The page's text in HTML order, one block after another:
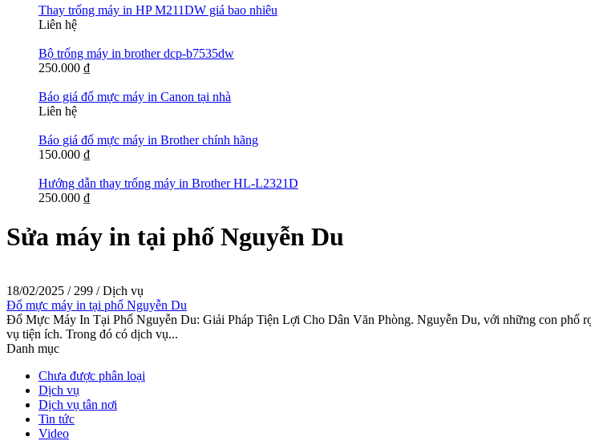
Thay trống máy in HP M211DW giá bao nhiêu
Liên hệ
Bộ trống máy in brother dcp-b7535dw
250.000 ₫
Báo giá đổ mực máy in Canon tại nhà
Liên hệ
Báo giá đổ mực máy in Brother chính hãng
150.000 ₫
Hướng dẫn thay trống máy in Brother HL-L2321D
250.000 ₫
Sửa máy in tại phố Nguyễn Du
18/02/2025 / 299 /Dịch vụ
Đổ mực máy in tại phố Nguyễn Du
Đổ Mực Máy In Tại Phố Nguyễn Du: Giải Pháp Tiện Lợi Cho Dân Văn Phòng. Nguyễn Du, với những con phố
vụ tiện ích. Trong đó có dịch vụ...
Danh mục
Chưa được phân loại
Dịch vụ
Dịch vụ tân nơi
Tin tức
Video